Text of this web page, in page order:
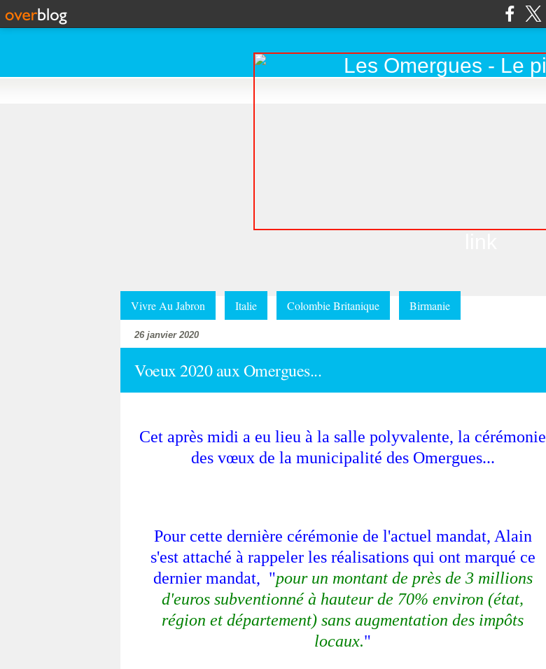
Vivre Au Jabron Italie Colombie Britanique Birmanie
26 janvier 2020
Voeux 2020 aux Omergues...
Cet après midi a eu lieu à la salle polyvalente, la cérémonie
des vœux de la municipalité des Omergues...
Pour cette dernière cérémonie de l'actuel mandat, Alain
s'est attaché à rappeler les réalisations qui ont marqué ce
dernier mandat, "pour un montant de près de 3 millions
d'euros subventionné à hauteur de 70% environ (état,
région et département) sans augmentation des impôts
locaux."